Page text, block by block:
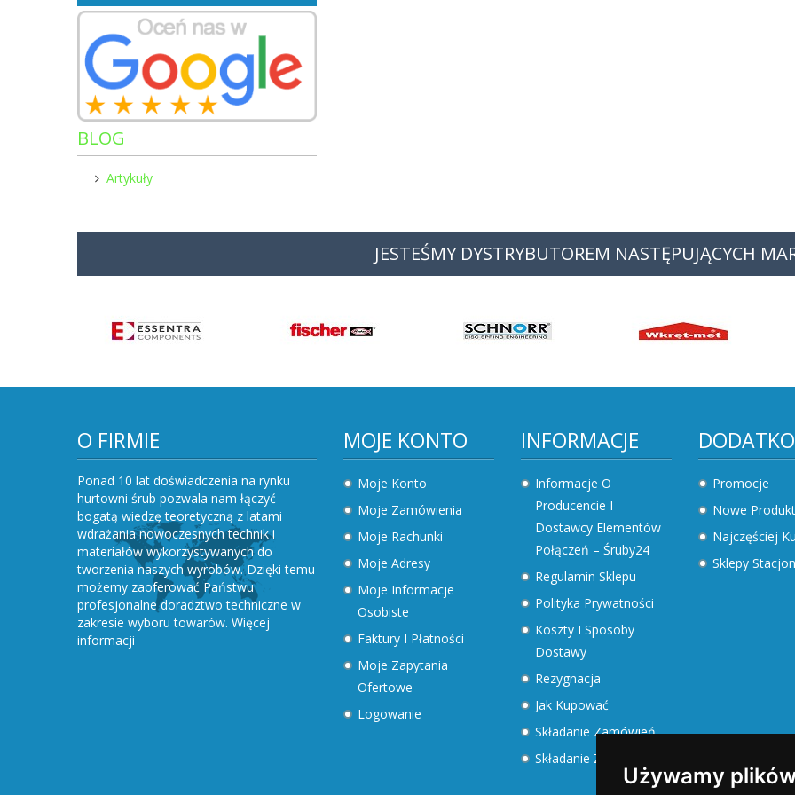
Używamy
BLOG
Artykuły
JESTEŚMY DYSTRYBUTOREM NASTĘPUJĄCYCH
O FIRMIE
Ponad 10 lat doświadczenia na rynku
hurtowni śrub pozwala nam łączyć
bogatą wiedzę teoretyczną z latami
wdrażania nowoczesnych technik i
materiałów wykorzystywanych do
tworzenia naszych wyrobów. Dzięki temu
możemy zaoferować Państwu
profesjonalne doradztwo techniczne w
zakresie wyboru towarów. Więcej
informacji
MOJE KONTO
Moje Konto
Moje Zamówienia
Moje Rachunki
Moje Adresy
Moje Informacje
Osobiste
Faktury I Płatności
Moje Zapytania
Ofertowe
Logowanie
INFORMACJE
Informacje O
Producencie I
Dostawcy Elementów
Połączeń – Śruby24
Regulamin Sklepu
Polityka Prywatności
Koszty I Sposoby
Dostawy
Rezygnacja
Jak Kupować
Składanie Zamówień
Składanie Zapytań
Promocje
Nowe
Najczęściej
Sklepy